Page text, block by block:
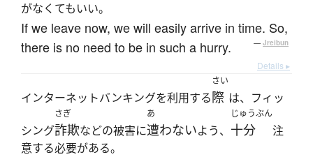
がなくてもいい。
If we leave now, we will easily arrive in time. So,
there is no need to be in such a hurry.
— Jreibun
Details ▸
インターネットバンキングを利用する
さい
際 は、フィッ
シング
さぎ
詐欺などの被害に
あ
遭わないよう、
じゅうぶん
十分
注
意する必要がある。